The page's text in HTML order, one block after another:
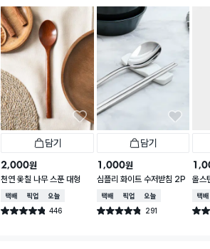
담기
2,000원
천연 옻칠 나무 스푼 대형
택배배송매장픽업오늘배송
별점 4.8점 446
건 작성
담기
1,000원
심플리 화이트 수저받침 2P
택배배송매장픽업오늘배송
별점 4.8점 291
건 작성
올스
택배
별점